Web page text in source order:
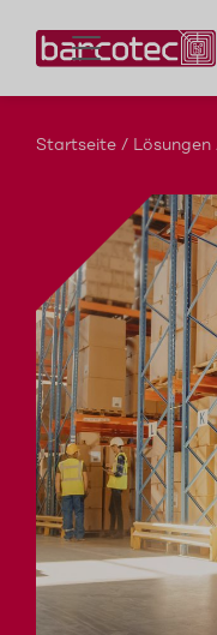
Startseite / Lösungen